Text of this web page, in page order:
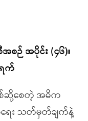
စဉ် အပိုင်း (၄၆)။
က်
စ်ဆို့စေတဲ့ အဓိက
ေး သတ်မှတ်ချက်နဲ့